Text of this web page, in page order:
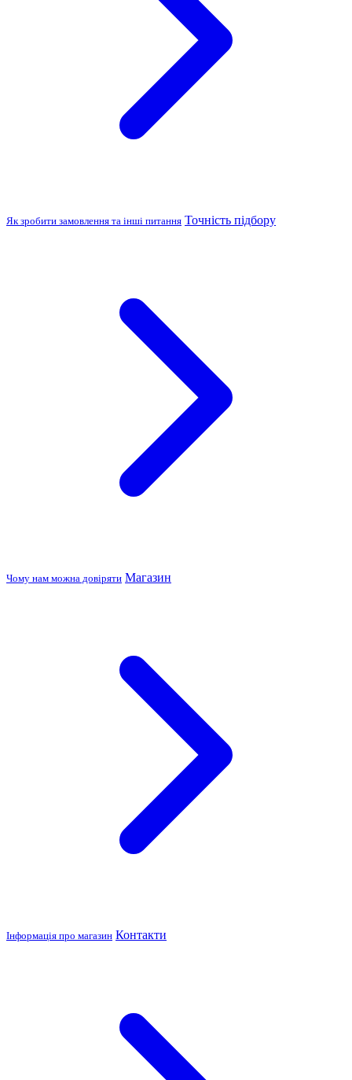
Як зробити замовлення та інші питання Точність підбору
Чому нам можна довіряти Магазин
Інформація про магазин Контакти